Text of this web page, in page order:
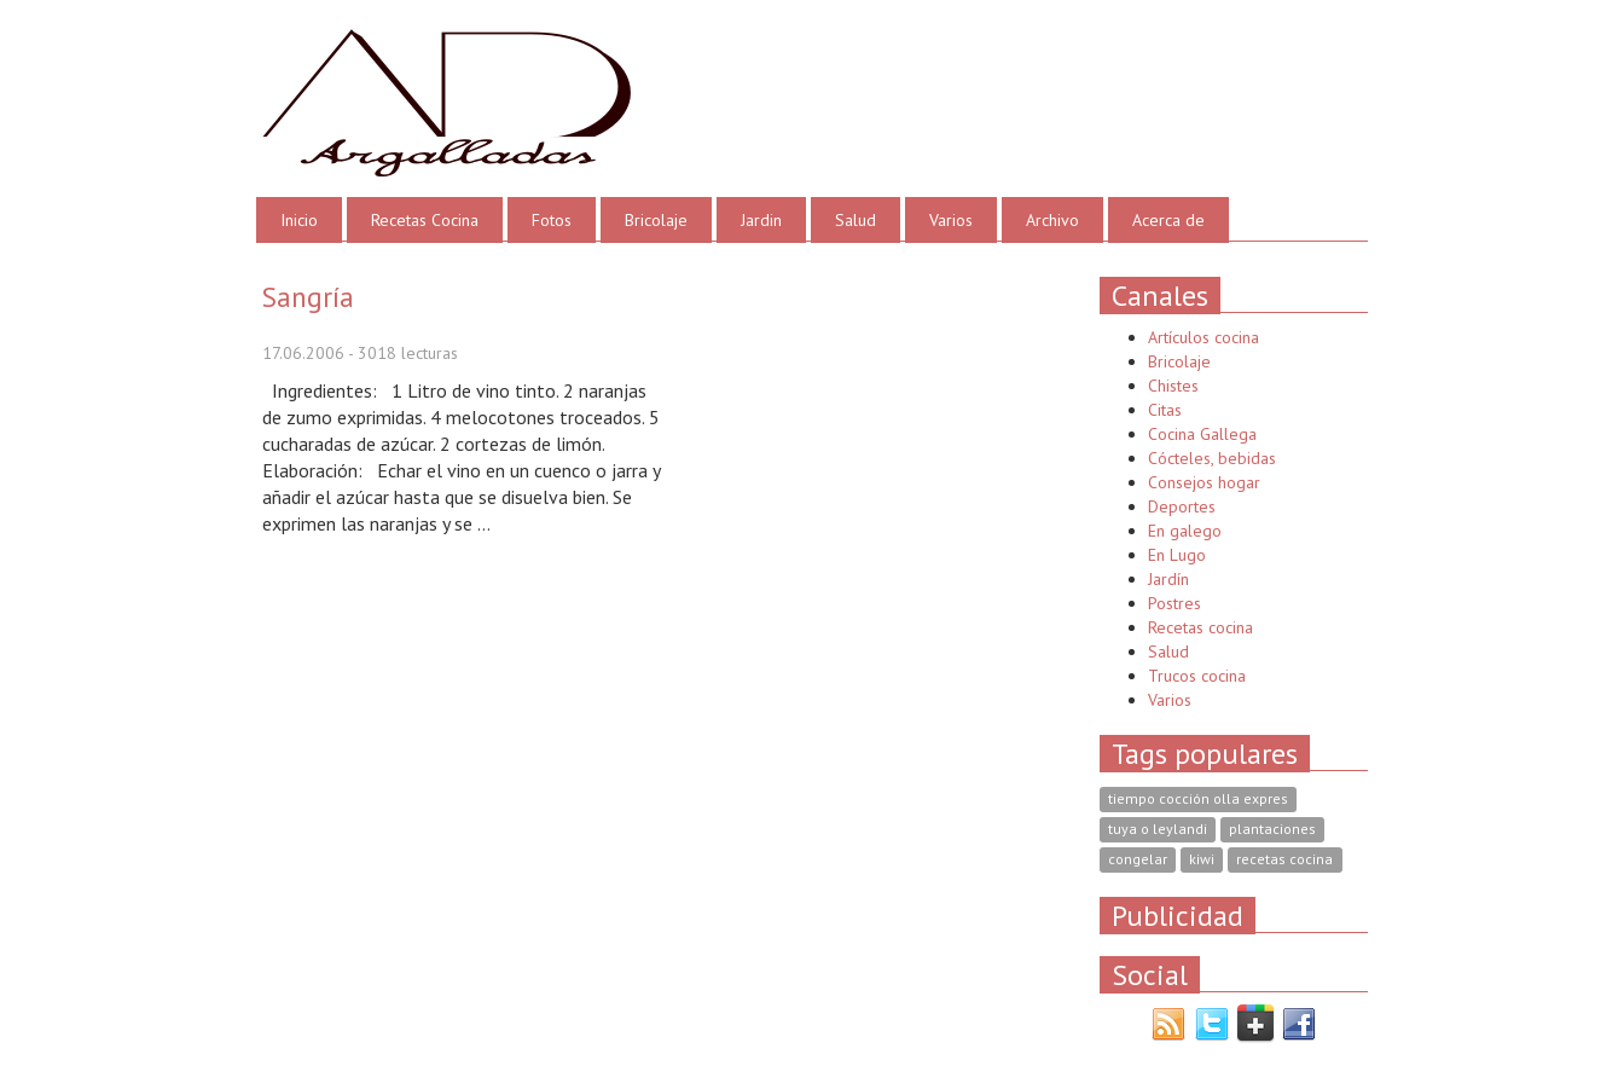
Inicio Recetas Cocina Fotos Bricolaje Jardin Salud Varios Archivo Acerca de
Sangría
17.06.2006 - 3018 lecturas
Ingredientes: 1 Litro de vino tinto. 2 naranjas
de zumo exprimidas. 4 melocotones troceados. 5
cucharadas de azúcar. 2 cortezas de limón.
Elaboración: Echar el vino en un cuenco o jarra y
añadir el azúcar hasta que se disuelva bien. Se
exprimen las naranjas y se ...
Canales
Artículos cocina
Bricolaje
Chistes
Citas
Cocina Gallega
Cócteles, bebidas
Consejos hogar
Deportes
En galego
En Lugo
Jardín
Postres
Recetas cocina
Salud
Trucos cocina
Varios
Tags populares
tiempo cocción olla expres
tuya o leylandi
plantaciones
congelar
kiwi recetas cocina
Publicidad
Social